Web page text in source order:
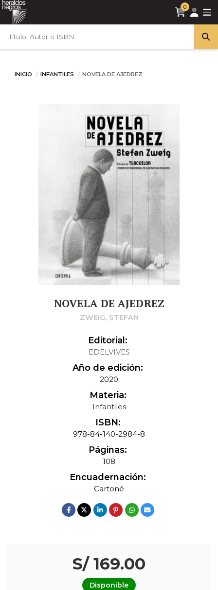
0
INICIO INFANTILES NOVELA DE AJEDREZ
NOVELA DE AJEDREZ
ZWEIG, STEFAN
Editorial:
EDELVIVES
Año de edición:
2020
Materia:
Infantiles
ISBN:
978-84-140-2984-8
Páginas:
108
Encuadernación:
Cartoné
S/ 169.00
Disponible